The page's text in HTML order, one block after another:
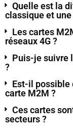
Quelle est la
classique et
Les cartes
réseaux 4G ?
Puis-je suivre
?
Est-il possible
carte M2M ?
Ces cartes
secteurs ?